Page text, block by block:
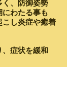
く、防御姿勢
わたる事も
し炎症や癒着
症状を緩和